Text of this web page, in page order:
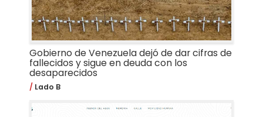
Gobierno de Venezuela dejó de dar cifras de
fallecidos y sigue en deuda con los
desaparecidos
Lado B